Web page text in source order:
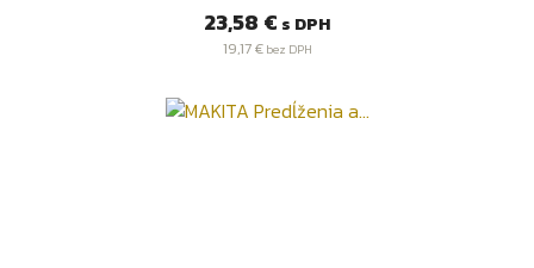
Cena
23,58 € s DPH
19,17 €bez DPH